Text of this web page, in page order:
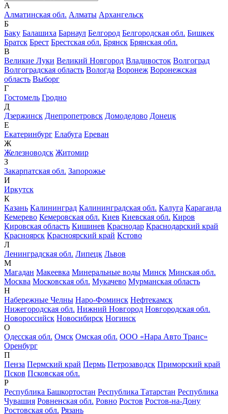
А
Алматинская обл. Алматы Архангельск
Б
Баку Балашиха Барнаул Белгород Белгородская обл. Бишкек
Братск Брест Брестская обл. Брянск Брянская обл.
В
Великие Луки Великий Новгород Владивосток Волгоград
Волгоградская область Вологда Воронеж Воронежская
область Выборг
Г
Гостомель Гродно
Д
Дзержинск Днепропетровск Домодедово Донецк
Е
Екатеринбург Елабуга Ереван
Ж
Железноводск Житомир
З
Закарпатская обл. Запорожье
И
Иркутск
К
Казань Калининград Калининградская обл. Калуга Караганда
Кемерево Кемеровская обл. Киев Киевская обл. Киров
Кировская область Кишинев Краснодар Краснодарский край
Красноярск Красноярский край Кстово
Л
Ленинградская обл. Липецк Львов
М
Магадан Макеевка Минеральные воды Минск Минская обл.
Москва Московская обл. Мукачево Мурманская область
Н
Набережные Челны Наро-Фоминск Нефтекамск
Нижегородская обл. Нижний Новгород Новгородская обл.
Новороссийск Новосибирск Ногинск
О
Одесская обл. Омск Омская обл. ООО «Нара Авто Транс»
Оренбург
П
Пенза Пермский край Пермь Петрозаводск Приморский край
Псков Псковская обл.
Р
Республика Башкортостан Республика Татарстан Республика
Чувашия Ровненская обл. Ровно Ростов Ростов-на-Дону
Ростовская обл. Рязань